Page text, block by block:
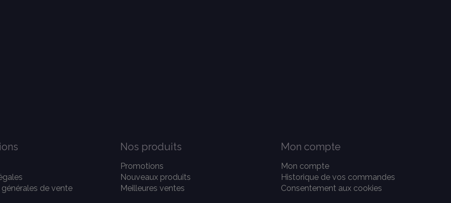
de vente
Nos produits
Promotions
Nouveaux produits
Meilleures ventes
Mon compte
Mon compte
Historique de vos commandes
Consentement aux cookies